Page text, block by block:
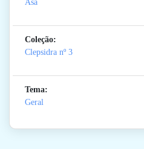
Asa
Coleção:
Clepsidra nº 3
Tema:
Geral